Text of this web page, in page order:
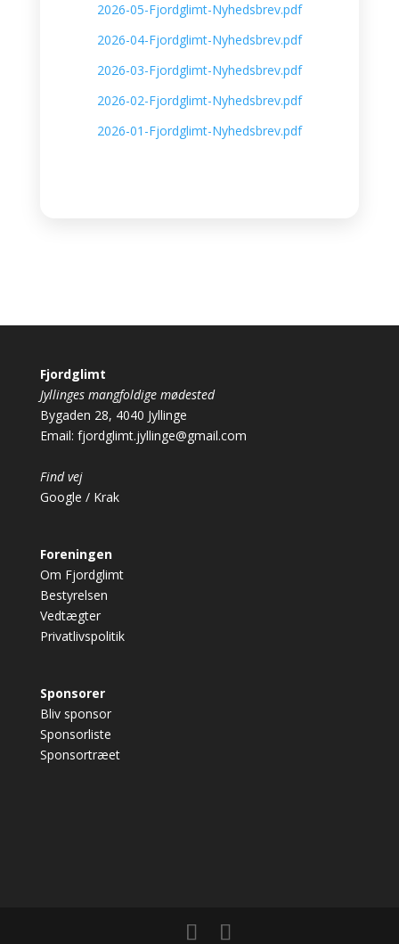
2026-05-Fjordglimt-Nyhedsbrev.pdf
2026-04-Fjordglimt-Nyhedsbrev.pdf
2026-03-Fjordglimt-Nyhedsbrev.pdf
2026-02-Fjordglimt-Nyhedsbrev.pdf
2026-01-Fjordglimt-Nyhedsbrev.pdf
Fjordglimt
Jyllinges mangfoldige mødested
Bygaden 28, 4040 Jyllinge
Email: fjordglimt.jyllinge@gmail.com
Find vej
Google / Krak
Foreningen
Om Fjordglimt
Bestyrelsen
Vedtægter
Privatlivspolitik
Sponsorer
Bliv sponsor
Sponsorliste
Sponsortræet